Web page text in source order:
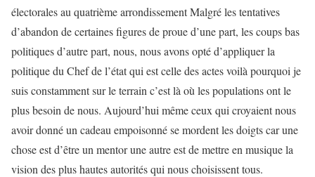
électorales au quatrième arrondissement Malgré les tentatives
d’abandon de certaines figures de proue d’une part, les coups bas
politiques d’autre part, nous, nous avons opté d’appliquer la
politique du Chef de l’état qui est celle des actes voilà pourquoi je
suis constamment sur le terrain c’est là où les populations ont le
plus besoin de nous. Aujourd’hui même ceux qui croyaient nous
avoir donné un cadeau empoisonné se mordent les doigts car une
chose est d’être un mentor une autre est de mettre en musique la
vision des plus hautes autorités qui nous choisissent tous.